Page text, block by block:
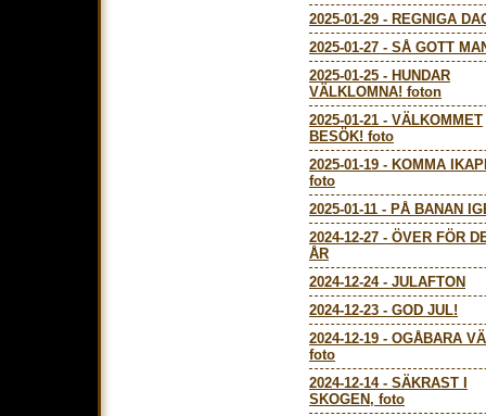
2025-01-29 - REGNIGA
2025-01-27 - SÅ GOTT
2025-01-25 - HUNDAR
VÄLKLOMNA! foton
2025-01-21 - VÄLKOMMET
BESÖK! foto
2025-01-19 - KOMMA
foto
2025-01-11 - PÅ BANAN
2024-12-27 - ÖVER FÖR
ÅR
2024-12-24- JULAFTON
2024-12-23 - GOD JUL!
2024-12-19 - OGÅBARA
foto
2024-12-14- SÄKRAST I
SKOGEN, foto